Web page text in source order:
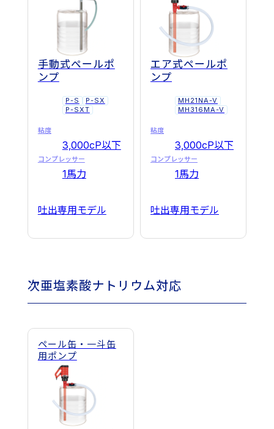
手動式ペールポ
ンプ
P-S
P-SX
P-SXT
粘度
3,000cP以下
コンプレッサー
1馬力
吐出専用モデル
エア式ペールポ
ンプ
MH21NA-V
MH316MA-V
粘度
3,000cP以下
コンプレッサー
1馬力
吐出専用モデル
次亜塩素酸ナトリウム対応
ペール缶・一斗缶
用ポンプ